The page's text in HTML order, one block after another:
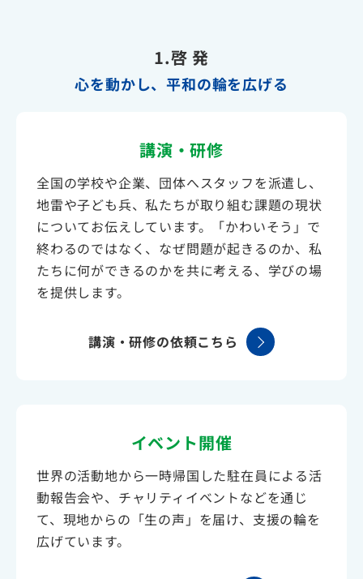
1.啓 発
心を動かし、平和の輪を広げる
講演・研修
全国の学校や企業、団体へスタッフを派遣し、
地雷や子ども兵、私たちが取り組む課題の現状
についてお伝えしています。「かわいそう」で
終わるのではなく、なぜ問題が起きるのか、私
たちに何ができるのかを共に考える、学びの場
を提供します。
講演・研修の依頼こちら
イベント開催
世界の活動地から一時帰国した駐在員による活
動報告会や、チャリティイベントなどを通じ
て、現地からの「生の声」を届け、支援の輪を
広げています。